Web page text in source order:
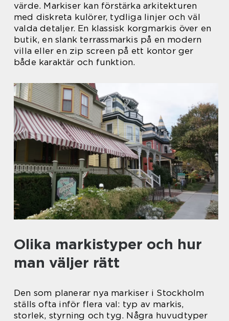
värde. Markiser kan förstärka arkitekturen
med diskreta kulörer, tydliga linjer och väl
valda detaljer. En klassisk korgmarkis över en
butik, en slank terrassmarkis på en modern
villa eller en zip screen på ett kontor ger
både karaktär och funktion.
Olika markistyper och hur
man väljer rätt
Den som planerar nya markiser i Stockholm
ställs ofta inför flera val: typ av markis,
storlek, styrning och tyg. Några huvudtyper